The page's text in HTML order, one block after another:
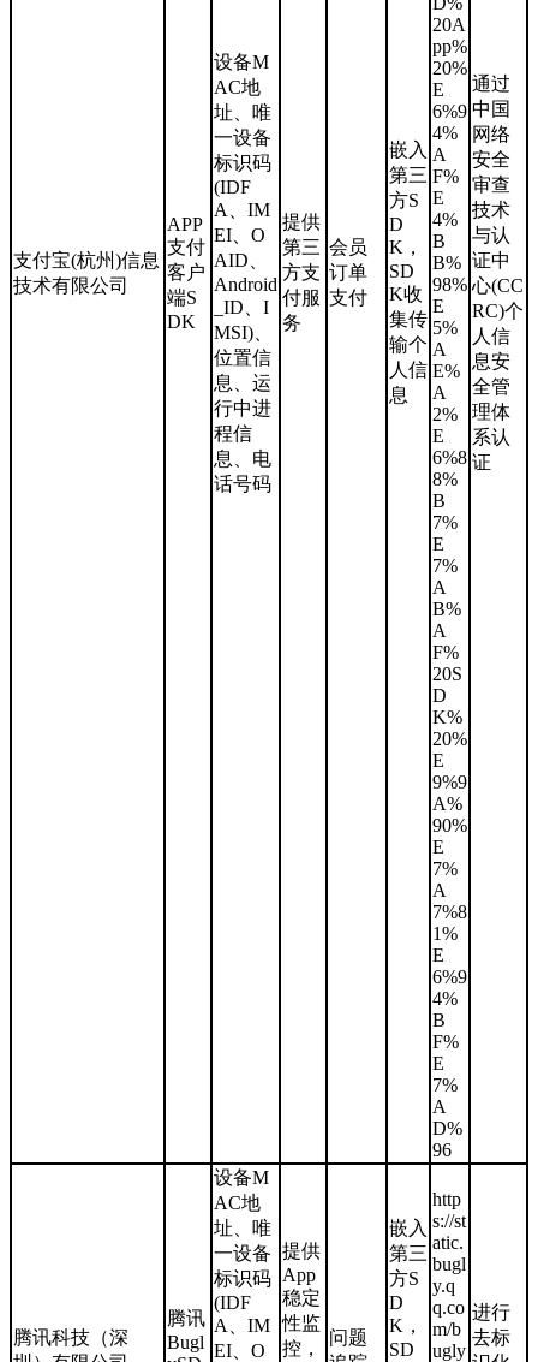
支付宝(杭州)信息
技术有限公司
APP
支付
客户
端S
DK
设备M
AC地
址、唯
一设备
标识码
(IDF
A、IM
EI、O
AID、
Android
_ID、I
MSI)、
位置信
息、运
行中进
程信
息、电
话号码
提供
第三
方支
付服
务
会员
订单
支付
嵌入
第三
方S
D
K，
SD
K收
集传
输个
人信
息
20A
pp%
20%
E
6%9
4%
A
F%
E
4%
B
B%
98%
E
5%
A
E%
A
2%
E
6%8
8%
B
7%
E
7%
A
B%
A
F%
20S
D
K%
20%
E
9%9
A%
90%
E
7%
A
7%8
1%
E
6%9
4%
B
F%
E
7%
A
D%
96
通过
中国
网络
安全
审查
技术
与认
证中
心(CC
RC)个
人信
息安
全管
理体
系认
证
腾讯科技（深
腾讯
Bugl
设备M
AC地
址、唯
一设备
标识码
(IDF
A、IM
EI、O
提供
App
稳定
性监
控，
问题
嵌入
第三
方S
D
K，
SD
http
s://st
atic.
bugl
y.q
q.co
m/b
ugly
进行
去标